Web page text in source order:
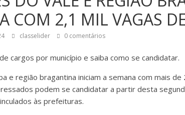
COM 2,1 MIL VAGAS
classelider 0 comentários
cargos por município e saiba como se candidatar.
e região bragantina iniciam a semana com mais
podem se candidatar a partir desta
às prefeituras.